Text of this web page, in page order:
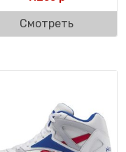
Смотреть